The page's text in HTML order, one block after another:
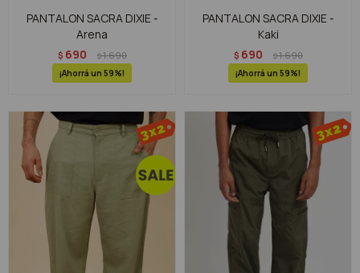
PANTALON SACRA DIXIE -
Arena
$ 690 $1.690
59
PANTALON SACRA DIXIE -
Kaki
$ 690 $1.690
59